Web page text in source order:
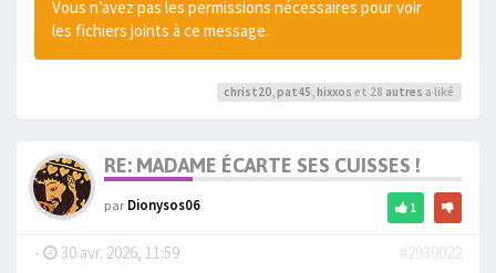
Vous n’avez pas les permissions nécessaires pour voir
les fichiers joints à ce message.
christ20 pat45 hixxos et 28 autres a liké
RE: MADAME ÉCARTE SES CUISSES !
parDionysos06 1
- 30 avr. 2026, 11:59
#2939022